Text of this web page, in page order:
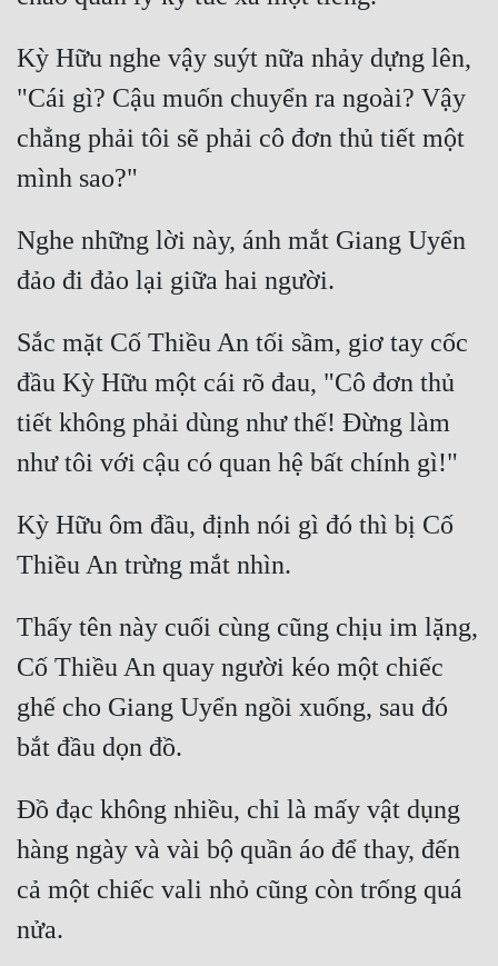
Mạt Thế
Mỹ Thực
Ngôn Tình
Ngược
Nữ Cường
Nữ Phụ
Phương Tây
Phản Phái
Quan Trường
Sủng
Thanh Xuân
Tiên Hiệp
Trinh Thám
Triều Đấu
Trùng Sinh
Kỳ Hữu nghe vậy suýt nữa nhảy dựng lên,
"Cái gì? Cậu muốn chuyển ra ngoài? Vậy
chẳng phải tôi sẽ phải cô đơn thủ tiết một
Nghe những lời này, ánh mắt Giang Uyển
Sắc mặt Cố Thiều An tối sầm, giơ tay cốc
đầu Kỳ Hữu một cái rõ đau, "Cô đơn thủ
tiết không phải dùng như thế! Đừng làm
Kỳ Hữu ôm đầu, định nói gì đó thì bị Cố
Thấy tên này cuối cùng cũng chịu im lặng,
Cố Thiều An quay người kéo một chiếc
ghế cho Giang Uyển ngồi xuống, sau đó
Đồ đạc không nhiều, chỉ là mấy vật dụng
hàng ngày và vài bộ quần áo để thay, đến
cả một chiếc vali nhỏ cũng còn trống quá